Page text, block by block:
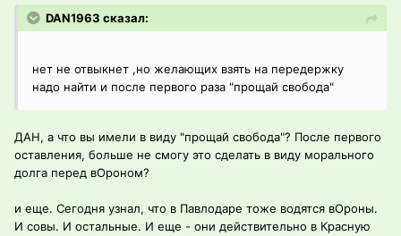
DAN1963 сказал:
нет не отвыкнет ,но желающих взять на передержку
надо найти и после первого раза "прощай свобода"
ДАН, а что вы имели в виду "прощай свобода"? После первого
оставления, больше не смогу это сделать в виду морального
долга перед вОроном?
и еще. Сегодня узнал, что в Павлодаре тоже водятся вОроны.
И совы. И остальные. И еще - они действительно в Красную